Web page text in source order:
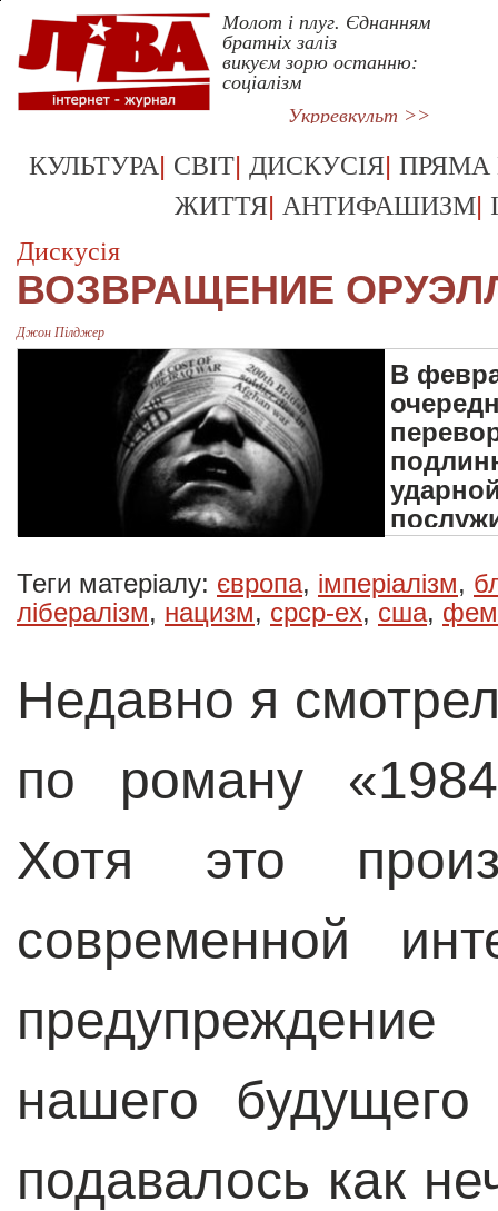
Молот і плуг. Єднанням
братніх заліз
викуєм зорю останню:
соціалізм
Укрревкульт >>
КУЛЬТУРА| СВІТ| ДИСКУСІЯ| ПРЯМА
ЖИТТЯ| АНТИФАШИЗМ|
Дискусія
ВОЗВРАЩЕНИЕ
Джон Пiлджер
В
Теги матеріалу: європа, імперіалізм,
лібералізм, нацизм, срср-ex, сша,
Недавно я
по роману
Хотя это
современной
нашего
подавалось как